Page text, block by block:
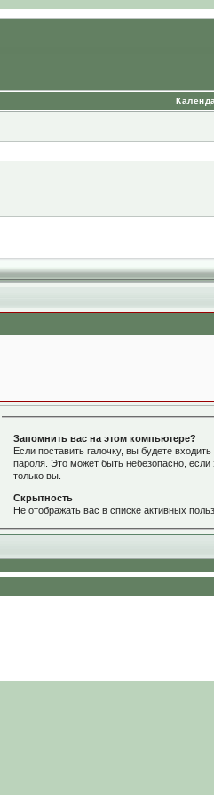
Запомнить вас на этом компьютере?
Если поставить галочку, вы будете
пароля. Это может быть небезопасно,
только вы.
Скрытность
Не отображать вас в списке активных